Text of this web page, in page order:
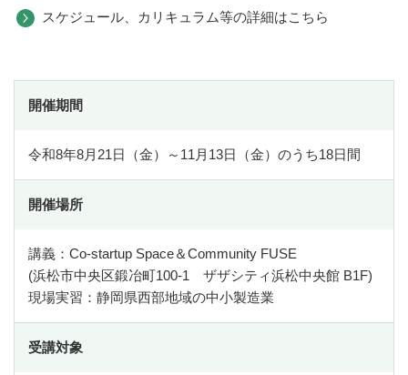
研究開発支援チーム
成長産業販路開拓事業
リーディング産業育成事業
産学官技術交流促進事業
ロボット導入支援事業
DX・生産性向上チーム
スケジュール、カリキュラム等の詳細はこちら
開催期間
令和8年8月21日（金）～11月13日（金）のうち18日間
開催場所
講義：Co-startup Space＆Community FUSE
(浜松市中央区鍛冶町100-1 ザザシティ浜松中央館 B1F)
現場実習：静岡県西部地域の中小製造業
受講対象